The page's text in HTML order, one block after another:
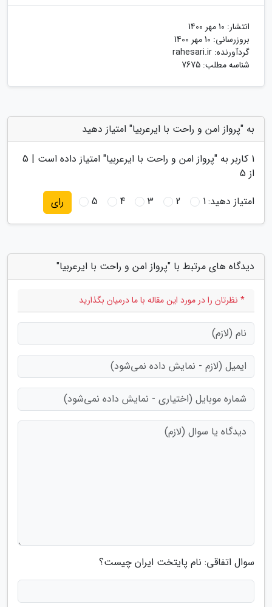
انتشار: 10 مهر 1400
بروزرسانی: 10 مهر 1400
گردآورنده: rahesari.ir
شناسه مطلب: 7675
به "پرواز امن و راحت با ایرعربیا" امتیاز دهید
1 کاربر به "پرواز امن و راحت با ایرعربیا" امتیاز داده است | 5
از 5
امتیاز دهید:1
2
3
4
5 رای
دیدگاه های مرتبط با "پرواز امن و راحت با ایرعربیا"
* نظرتان را در مورد این مقاله با ما درمیان بگذارید
سوال اتفاقی: نام پایتخت ایران چیست؟